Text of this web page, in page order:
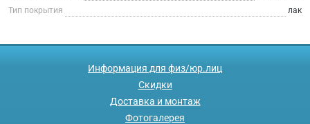
Тип покрытия
лак
Информация для физ/юр.лиц
Скидки
Доставка и монтаж
Фотогалерея